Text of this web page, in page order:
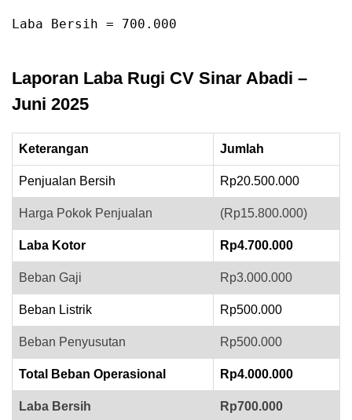
Laba Bersih = 700.000
Laporan Laba Rugi CV Sinar Abadi –
Juni 2025
Keterangan Jumlah
Penjualan Bersih Rp20.500.000
Harga Pokok Penjualan (Rp15.800.000)
Laba Kotor Rp4.700.000
Beban Gaji Rp3.000.000
Beban Listrik Rp500.000
Beban Penyusutan Rp500.000
Total Beban Operasional Rp4.000.000
Laba Bersih Rp700.000